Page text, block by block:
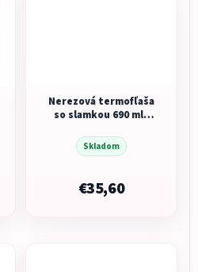
Nerezová termofľaša
so slamkou 690 ml -
Skladom
€35,60